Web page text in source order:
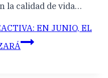
la calidad de vida…
EN JUNIO, EL